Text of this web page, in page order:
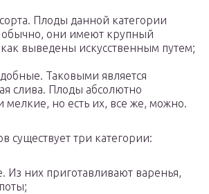
Плоды данной категории
обычно, они имеют крупный
выведены искусственным путем;
Таковыми является
слива. Плоды абсолютно
мелкие, но есть их, все же, можно.
существует три категории:
Из них приготавливают варенья,